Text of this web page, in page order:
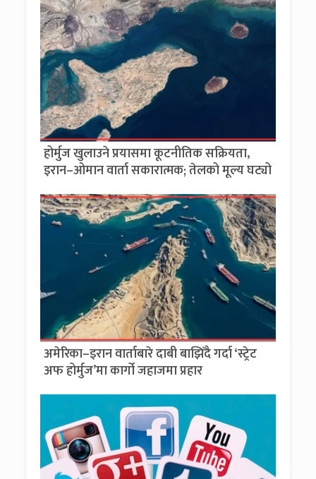
होर्मुज खुलाउने प्रयासमा कूटनीतिक सक्रियता,
इरान–ओमान वार्ता सकारात्मक; तेलको मूल्य घट्यो
अमेरिका–इरान वार्ताबारे दाबी बाझिँदै गर्दा ‘स्ट्रेट
अफ होर्मुज’मा कार्गो जहाजमा प्रहार